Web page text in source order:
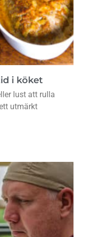
i köket
lust att rulla
utmärkt